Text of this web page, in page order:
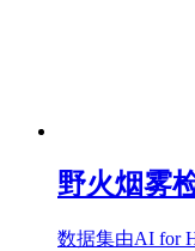
野火烟雾
数据集由AI for